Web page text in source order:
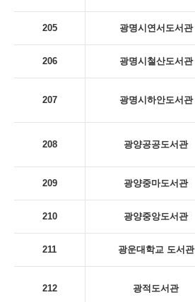
205 광명시연서도서관
206 광명시철산도서관
207 광명시하안도서관
208 광양공공도서관
209 광양중마도서관
210 광양중앙도서관
211 광운대학교 도서관
212 광적도서관